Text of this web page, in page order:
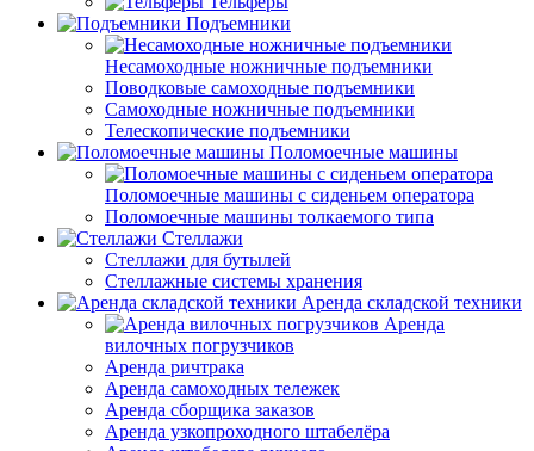
Подъемники
Несамоходные ножничные подъемники
Поводковые самоходные подъемники
Самоходные ножничные подъемники
Телескопические подъемники
Поломоечные машины
Поломоечные машины с сиденьем оператора
Поломоечные машины толкаемого типа
Стеллажи
Стеллажи для бутылей
Стеллажные системы хранения
Аренда складской техники
Аренда
вилочных погрузчиков
Аренда ричтрака
Аренда самоходных тележек
Аренда сборщика заказов
Аренда узкопроходного штабелёра